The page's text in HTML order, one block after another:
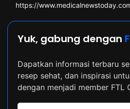
https://
Yuk, gabung dengan
Dapatkan informasi terbaru
resep sehat, dan inspirasi
dengan menjadi member FTL